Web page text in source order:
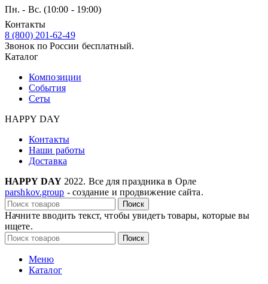
Пн. - Вс. (10:00 - 19:00)
Контакты
8 (800) 201-62-49
Звонок по России бесплатный.
Каталог
Композиции
События
Сеты
HAPPY DAY
Контакты
Наши работы
Доставка
HAPPY DAY 2022. Все для праздника в Орле
parshkov.group - создание и продвижение сайта.
Поиск
Начните вводить текст, чтобы увидеть товары, которые вы
ищете.
Поиск
Меню
Каталог